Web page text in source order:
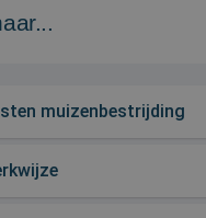
muizenbestrijding